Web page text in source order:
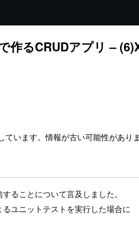
るCRUDアプリ –
います。情報が古い可能性があり
ることについて言及しました。
ユニットテストを実行した場合に